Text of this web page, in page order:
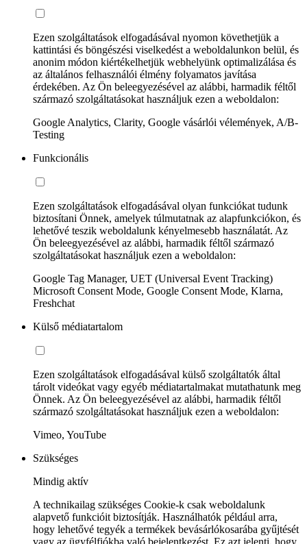
Ezen szolgáltatások elfogadásával nyomon követhetjük a
kattintási és böngészési viselkedést a weboldalunkon belül, és
anonim módon kiértékelhetjük webhelyünk optimalizálása és
az általános felhasználói élmény folyamatos javítása
érdekében. Az Ön beleegyezésével az alábbi, harmadik féltől
származó szolgáltatásokat használjuk ezen a weboldalon:
Google Analytics, Clarity, Google vásárlói vélemények, A/B-
Testing
Funkcionális
Ezen szolgáltatások elfogadásával olyan funkciókat tudunk
biztosítani Önnek, amelyek túlmutatnak az alapfunkciókon, és
lehetővé teszik weboldalunk kényelmesebb használatát. Az
Ön beleegyezésével az alábbi, harmadik féltől származó
szolgáltatásokat használjuk ezen a weboldalon:
Google Tag Manager, UET (Universal Event Tracking)
Microsoft Consent Mode, Google Consent Mode, Klarna,
Freshchat
Külső médiatartalom
Ezen szolgáltatások elfogadásával külső szolgáltatók által
tárolt videókat vagy egyéb médiatartalmakat mutathatunk meg
Önnek. Az Ön beleegyezésével az alábbi, harmadik féltől
származó szolgáltatásokat használjuk ezen a weboldalon:
Vimeo, YouTube
Szükséges
Mindig aktív
A technikailag szükséges Cookie-k csak weboldalunk
alapvető funkcióit biztosítják. Használhatók például arra,
hogy lehetővé tegyék a termékek bevásárlókosarába gyűjtését
vagy az ügyfélfiókba való bejelentkezést. Ez azt jelenti, hogy